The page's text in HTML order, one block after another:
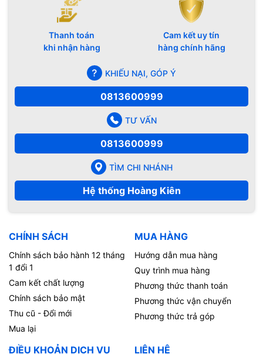
Thanh toán
khi nhận hàng
Cam kết uy tín
hàng chính hãng
KHIẾU NẠI, GÓP Ý
0813600999
TƯ VẤN
0813600999
TÌM CHI NHÁNH
Hệ thống Hoàng Kiên
CHÍNH SÁCH
Chính sách bảo hành 12 tháng
1 đổi 1
Cam kết chất lượng
Chính sách bảo mật
Thu cũ - Đổi mới
Mua lại
MUA HÀNG
Hướng dẫn mua hàng
Quy trình mua hàng
Phương thức thanh toán
Phương thức vận chuyển
Phương thức trả góp
ĐIỀU KHOẢN DỊCH VỤ LIÊN HỆ